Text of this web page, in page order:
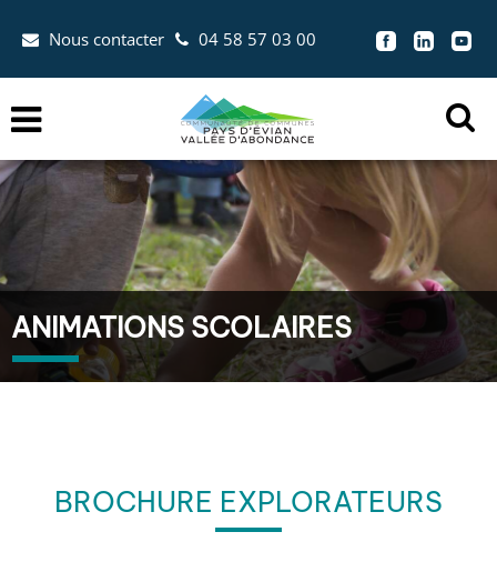
Aller à la recherche
Nous contacter 04 58 57 03 00
 
la
ANIMATIONS SCOLAIRES
BROCHURE EXPLORATEURS